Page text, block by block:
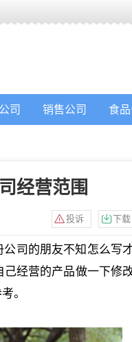
司 销售公司 食
经营范围
投诉 下载
司的朋友不知怎么写
经营的产品做一下修
。